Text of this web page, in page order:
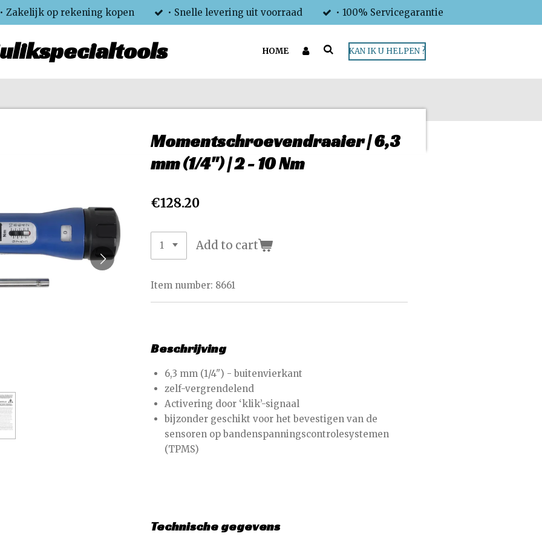
• Zakelijk op rekening kopen • Snelle levering uit voorraad • 100% Servicegarantie
HOME KAN IK U HELPEN ?
Momentschroevendraaier | 6,3
mm (1/4") | 2 - 10 Nm
€128.20
Add to cart
Item number: 8661
Beschrijving
6,3 mm (1/4") - buitenvierkant
zelf-vergrendelend
Activering door ‘klik’-signaal
bijzonder geschikt voor het bevestigen van de
sensoren op bandenspanningscontrolesystemen
(TPMS)
Technische gegevens